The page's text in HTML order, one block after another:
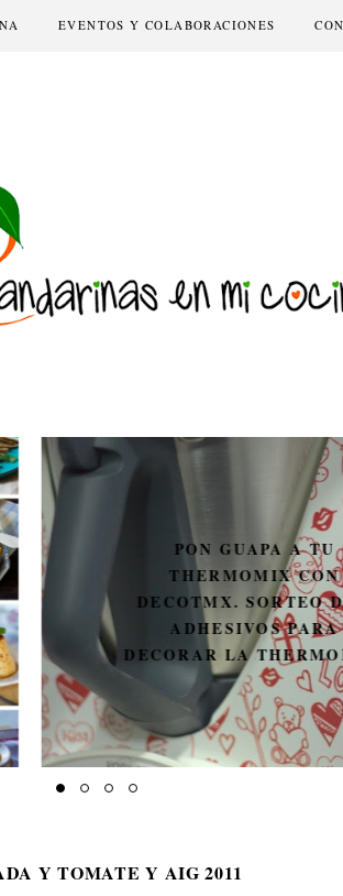
EVENTOS Y COLABORACIONES
PON GUAPA A TU
THERMOMIX CON
SORTEO DE 3
ADHESIVOS PARA
LA THERMOMIX.
Y TOMATE Y AIG 2011